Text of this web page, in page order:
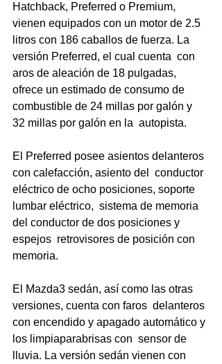
Hatchback, Preferred o Premium,
vienen equipados con un motor de 2.5
litros con 186 caballos de fuerza. La
versión Preferred, el cual cuenta  con
aros de aleación de 18 pulgadas,
ofrece un estimado de consumo de
combustible de 24 millas por galón y
32 millas por galón en la  autopista.
El Preferred posee asientos delanteros
con calefacción, asiento del  conductor
eléctrico de ocho posiciones, soporte
lumbar eléctrico,  sistema de memoria
del conductor de dos posiciones y
espejos  retrovisores de posición con
memoria.
El Mazda3 sedán, así como las otras
versiones, cuenta con faros  delanteros
con encendido y apagado automático y
los limpiaparabrisas con  sensor de
lluvia. La versión sedán vienen con